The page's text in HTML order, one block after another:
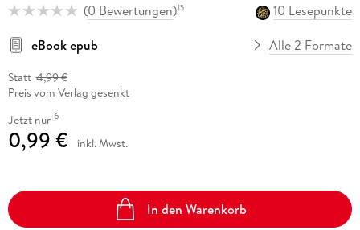
(0 Bewertungen)15
10 Lesepunkte
eBook epub
Alle 2 Formate
Statt 4,99 €
Preis vom Verlag gesenkt
Jetzt nur 6
0,99 € inkl. Mwst.
In den Warenkorb